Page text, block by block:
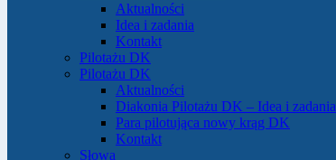
Aktualności
Idea i zadania
Kontakt
Pilotażu DK
Pilotażu DK
Aktualności
Diakonia Pilotażu DK – Idea i zadania
Para pilotująca nowy krąg DK
Kontakt
Słowa